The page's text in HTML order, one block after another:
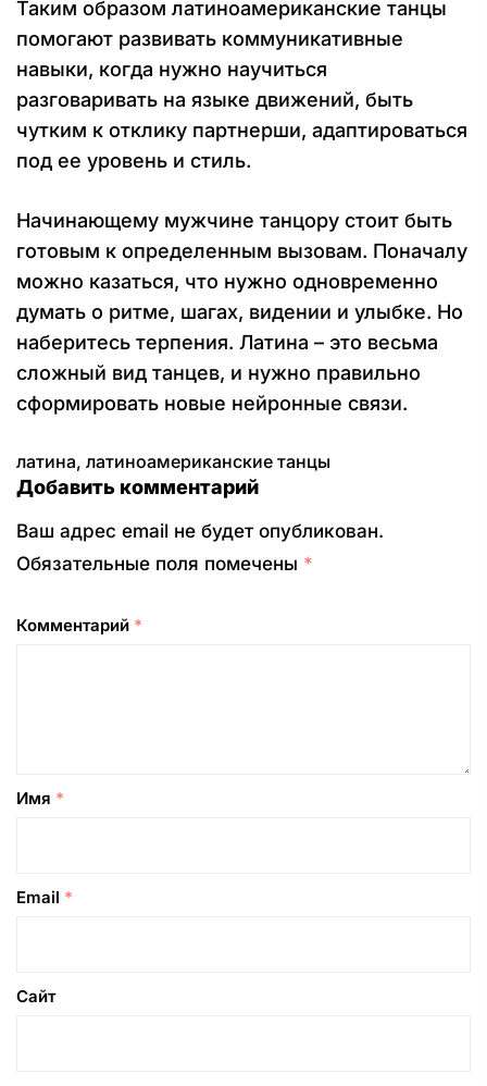
Таким образом латиноамериканские танцы
помогают развивать коммуникативные
навыки, когда нужно научиться
разговаривать на языке движений, быть
чутким к отклику партнерши, адаптироваться
под ее уровень и стиль.
Начинающему мужчине танцору стоит быть
готовым к определенным вызовам. Поначалу
можно казаться, что нужно одновременно
думать о ритме, шагах, видении и улыбке. Но
наберитесь терпения. Латина – это весьма
сложный вид танцев, и нужно правильно
сформировать новые нейронные связи.
латина, латиноамериканские танцы
Добавить комментарий
Ваш адрес email не будет опубликован.
Обязательные поля помечены *
Комментарий *
Имя *
Email *
Сайт